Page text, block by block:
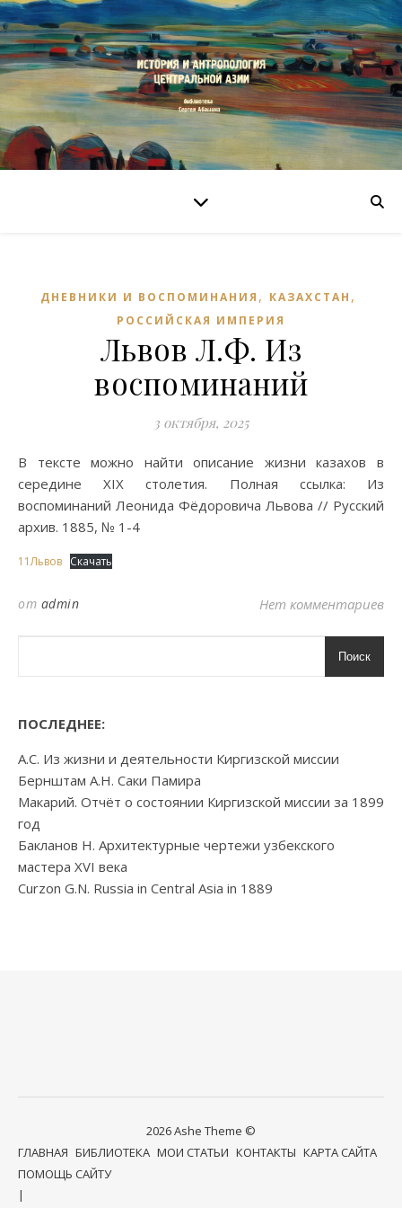
ДНЕВНИКИ И ВОСПОМИНАНИЯ , КАЗАХСТАН ,
РОССИЙСКАЯ ИМПЕРИЯ
Львов Л.Ф. Из
воспоминаний
3 октября, 2025
В тексте можно найти описание жизни казахов в
середине XIX столетия. Полная ссылка: Из
воспоминаний Леонида Фёдоровича Львова // Русский
архив. 1885, № 1-4
11Львов Скачать
от admin Нет комментариев
Поиск
ПОСЛЕДНЕЕ:
А.С. Из жизни и деятельности Киргизской миссии
Бернштам А.Н. Саки Памира
Макарий. Отчёт о состоянии Киргизской миссии за 1899
год
Бакланов Н. Архитектурные чертежи узбекского
мастера XVI века
Curzon G.N. Russia in Central Asia in 1889
2026 Ashe Theme ©
ГЛАВНАЯ БИБЛИОТЕКА МОИ СТАТЬИ КОНТАКТЫ КАРТА САЙТА
ПОМОЩЬ САЙТУ